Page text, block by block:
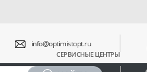
СЕРВИСНЫЕ ЦЕНТРЫ
info@optimistopt.ru